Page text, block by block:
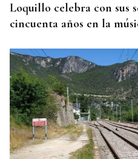
Loquillo celebra con sus
cincuenta años en la